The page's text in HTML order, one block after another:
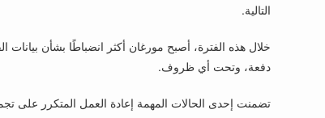
التالية.
خلال هذه الفترة، أصبح مورغان أكثر انضباطًا بشأن
دفعة، وتحت أي ظروف.
تضمنت إحدى الحالات المهمة إعادة العمل المتكرر على